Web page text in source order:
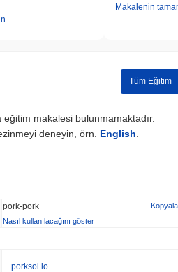
Makalenin
Tüm Eğitim
makalesi bulunmamaktadır.
deneyin, örn. English
pork-pork
Kopyala
Nasıl kullanılacağını göster
porksol.io